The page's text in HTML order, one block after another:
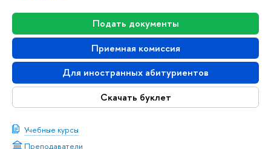
Подать документы
Приемная комиссия
Для иностранных абитуриентов
Скачать буклет
Учебные курсы
Преподаватели